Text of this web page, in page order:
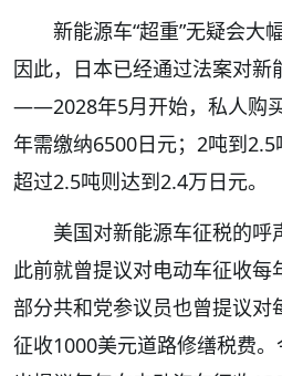
新能源车“超重”无疑会大
因此，日本已经通过法案对新
——2028年5月开始，私人购
年需缴纳6500日元；2吨到2.5
超过2.5吨则达到2.4万日元。
美国对新能源车征税的呼
此前就曾提议对电动车征收每
部分共和党参议员也曾提议对
征收1000美元道路修缮税费